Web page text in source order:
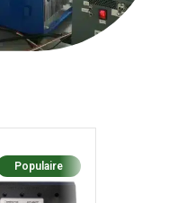
Populaire